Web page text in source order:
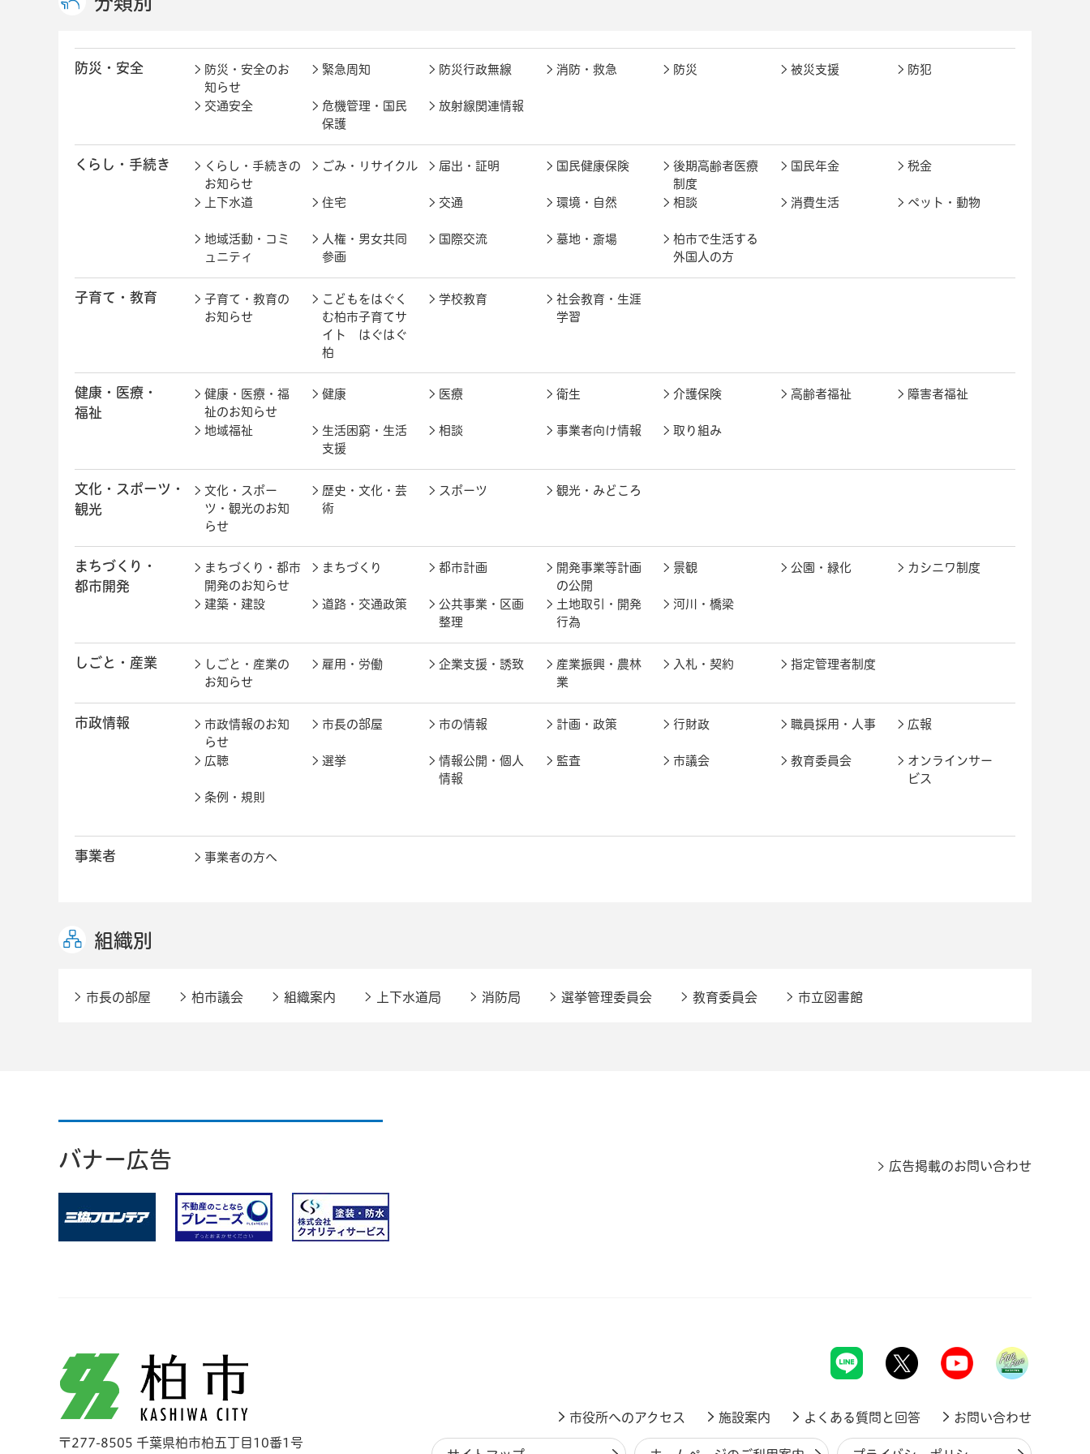
防災・安全
防災・安全のお
知らせ
緊急周知 防災行政無線 消防・救急 防災 被災支援 防犯
交通安全
危機管理・国民
保護
放射線関連情報
くらし・手続き
くらし・手続きの
お知らせ
ごみ・リサイクル 届出・証明 国民健康保険
後期高齢者医療
制度
国民年金 税金
上下水道 住宅 交通 環境・自然 相談 消費生活 ペット・動物
地域活動・コミ
ュニティ
人権・男女共同
参画
国際交流 墓地・斎場
柏市で生活する
外国人の方
子育て・教育
子育て・教育の
お知らせ
こどもをはぐく
む柏市子育てサ
イト はぐはぐ
柏
学校教育
社会教育・生涯
学習
健康・医療・
福祉
健康・医療・福
祉のお知らせ
健康 医療 衛生 介護保険 高齢者福祉 障害者福祉
地域福祉
生活困窮・生活
支援
相談 事業者向け情報 取り組み
文化・スポーツ・
観光
文化・スポー
ツ・観光のお知
らせ
歴史・文化・芸
術
スポーツ 観光・みどころ
まちづくり・
都市開発
まちづくり・都市
開発のお知らせ
まちづくり 都市計画
開発事業等計画
の公開
景観 公園・緑化 カシニワ制度
建築・建設 道路・交通政策
公共事業・区画
整理
土地取引・開発
行為
河川・橋梁
しごと・産業
しごと・産業の
お知らせ
雇用・労働 企業支援・誘致
産業振興・農林
業
入札・契約 指定管理者制度
市政情報
市政情報のお知
らせ
市長の部屋 市の情報 計画・政策 行財政 職員採用・人事 広報
広聴 選挙
情報公開・個人
情報
監査 市議会 教育委員会
オンラインサー
ビス
条例・規則
事業者 事業者の方へ
組織別
市長の部屋 柏市議会 組織案内 上下水道局 消防局 選挙管理委員会 教育委員会 市立図書館
バナー広告 広告掲載のお問い合わせ
柏市
〒277-8505 千葉県柏市柏五丁目10番1号
市役所へのアクセス 施設案内 よくある質問と回答 お問い合わせ